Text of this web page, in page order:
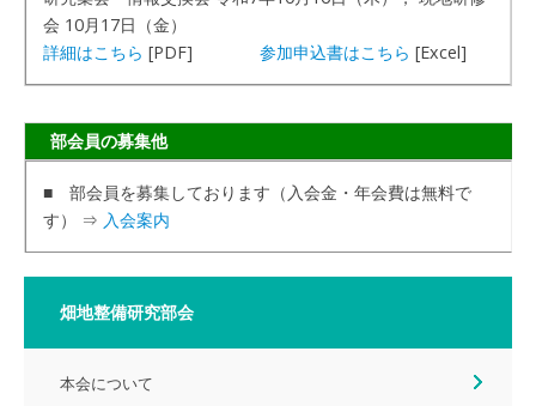
会 10月17日（金）
詳細はこちら [PDF]参加申込書はこちら [Excel]
部会員の募集他
■ 部会員を募集しております（入会金・年会費は無料で
す） ⇒ 入会案内
畑地整備研究部会
本会について